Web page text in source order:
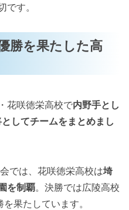
す。
勝を果たした高
花咲徳栄高校で内野手とし
してチームをまとめまし
では、花咲徳栄高校は埼
を制覇。決勝では広陵高校
果たしています。